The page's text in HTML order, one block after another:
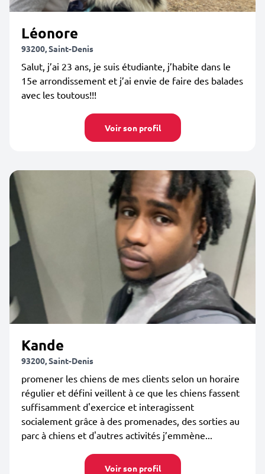
Léonore
93200, Saint-Denis
Salut, j’ai 23 ans, je suis étudiante, j’habite dans le
15e arrondissement et j’ai envie de faire des balades
avec les toutous!!!
Voir son profil
Kande
93200, Saint-Denis
promener les chiens de mes clients selon un horaire
régulier et défini veillent à ce que les chiens fassent
suffisamment d'exercice et interagissent
socialement grâce à des promenades, des sorties au
parc à chiens et d'autres activités j’emmène...
Voir son profil